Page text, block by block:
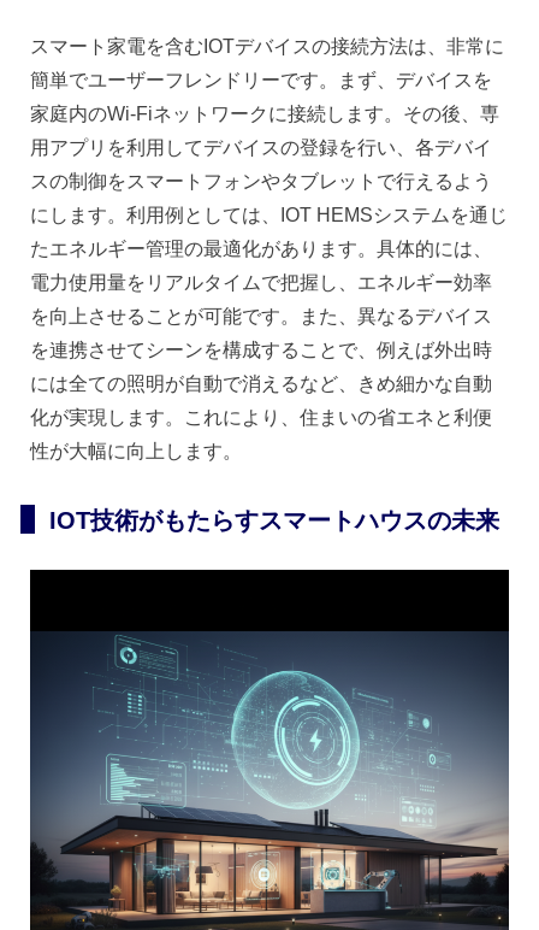
スマート家電を含むIOTデバイスの接続方法は、非常に
簡単でユーザーフレンドリーです。まず、デバイスを
家庭内のWi-Fiネットワークに接続します。その後、専
用アプリを利用してデバイスの登録を行い、各デバイ
スの制御をスマートフォンやタブレットで行えるよう
にします。利用例としては、IOT HEMSシステムを通じ
たエネルギー管理の最適化があります。具体的には、
電力使用量をリアルタイムで把握し、エネルギー効率
を向上させることが可能です。また、異なるデバイス
を連携させてシーンを構成することで、例えば外出時
には全ての照明が自動で消えるなど、きめ細かな自動
化が実現します。これにより、住まいの省エネと利便
性が大幅に向上します。
IOT技術がもたらすスマートハウスの未来